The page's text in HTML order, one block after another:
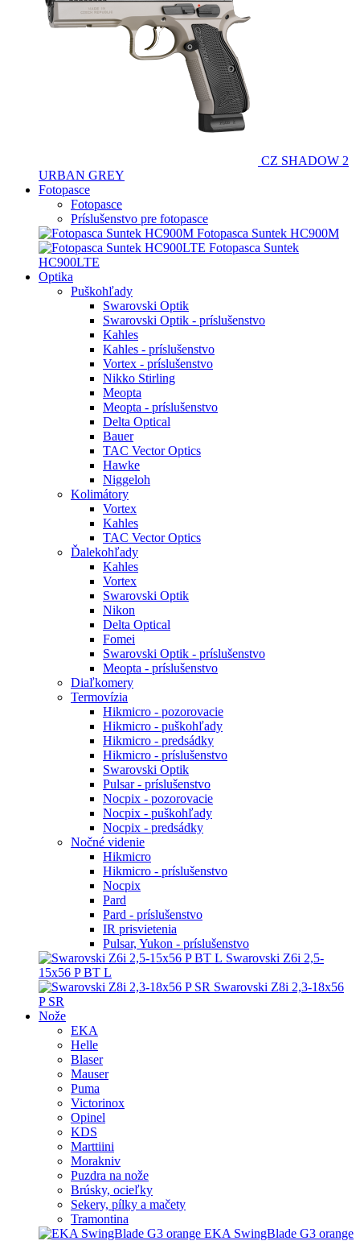
CZ SHADOW 2
URBAN GREY
Fotopasce
Fotopasce
Príslušenstvo pre fotopasce
Fotopasca Suntek HC900M
Fotopasca Suntek
HC900LTE
Optika
Puškohľady
Swarovski Optik
Swarovski Optik - príslušenstvo
Kahles
Kahles - príslušenstvo
Vortex - príslušenstvo
Nikko Stirling
Meopta
Meopta - príslušenstvo
Delta Optical
Bauer
TAC Vector Optics
Hawke
Niggeloh
Kolimátory
Vortex
Kahles
TAC Vector Optics
Ďalekohľady
Kahles
Vortex
Swarovski Optik
Nikon
Delta Optical
Fomei
Swarovski Optik - príslušenstvo
Meopta - príslušenstvo
Diaľkomery
Termovízia
Hikmicro - pozorovacie
Hikmicro - puškohľady
Hikmicro - predsádky
Hikmicro - príslušenstvo
Swarovski Optik
Pulsar - príslušenstvo
Nocpix - pozorovacie
Nocpix - puškohľady
Nocpix - predsádky
Nočné videnie
Hikmicro
Hikmicro - príslušenstvo
Nocpix
Pard
Pard - príslušenstvo
IR prisvietenia
Pulsar, Yukon - príslušenstvo
Swarovski Z6i 2,5-
15x56 P BT L
Swarovski Z8i 2,3-18x56
P SR
Nože
EKA
Helle
Blaser
Mauser
Puma
Victorinox
Opinel
KDS
Marttiini
Morakniv
Puzdra na nože
Brúsky, ocieľky
Sekery, pílky a mačety
Tramontina
EKA SwingBlade G3 orange